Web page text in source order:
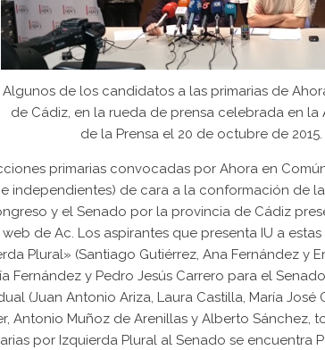
Algunos de los candidatos a las primarias de
de Cádiz, en la rueda de prensa celebrada en la
de la Prensa el 20 de octubre de 2015.
primarias convocadas por Ahora en
independientes) de cara a la conformación de
y el Senado por la provincia de Cádiz
web de Ac. Los aspirantes que presenta IU a
Plural» (Santiago Gutiérrez, Ana Fernández y
Fernández y Pedro Jesús Carrero para el
(Juan Antonio Ariza, Laura Castilla, María José
Antonio Muñoz de Arenillas y Alberto Sánchez,
por Izquierda Plural al Senado se encuentra